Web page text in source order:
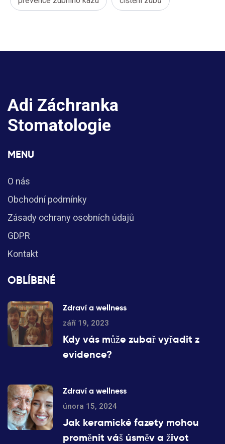
Adi Záchranka
Stomatologie
MENU
O nás
Obchodní podmínky
Zásady ochrany osobních údajů
GDPR
Kontakt
OBLÍBENÉ
Zdraví a wellness
září 19, 2023
Kdy vás může zubař vyřadit z
evidence?
Zdraví a wellness
února 15, 2024
Jak keramické fazety mohou
proměnit váš úsměv a život